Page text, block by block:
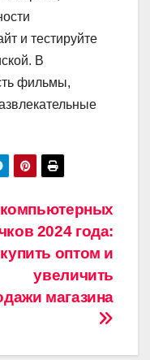
и тестируйте
В
фильмы,
2024 года:
оптом и
увеличить
магазина